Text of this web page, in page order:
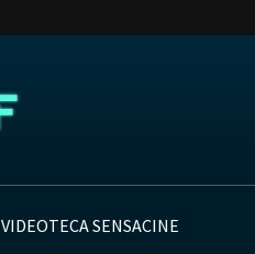
VIDEOTECA SENSACINE